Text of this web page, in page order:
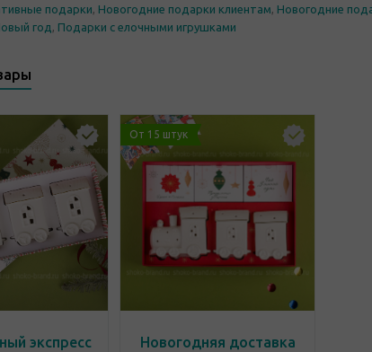
подарки, Новогодние подарки клиентам, Новогодние
год , Подарки с елочными игрушками
экспресс
От 15 штук
Новогодняя доставка